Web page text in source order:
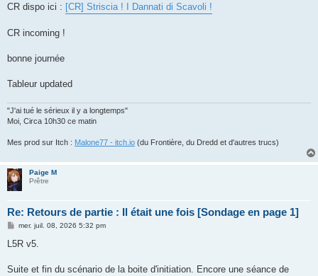
CR dispo ici : [CR] Striscia ! I Dannati di Scavoli !
CR incoming !
bonne journée
Tableur updated
"J'ai tué le sérieux il y a longtemps"
Moi, Circa 10h30 ce matin
Mes prod sur Itch : Malone77 - itch.io (du Frontière, du Dredd et d'autres trucs)
Paige M
Prêtre
Re: Retours de partie : Il était une fois [Sondage en page 1]
M
s
g
mer. juil. 08, 2026 5:32 pm
L5R v5.
Suite et fin du scénario de la boite d'initiation. Encore une séance de